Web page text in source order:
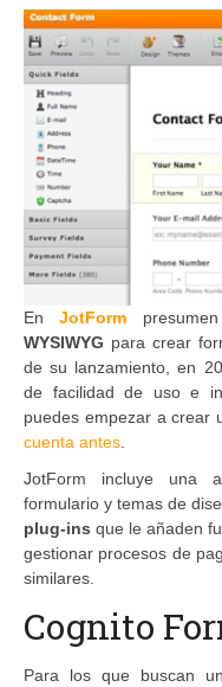
EnJotForm
WYSIWYG para crear
de su lanzamiento, en
de facilidad de uso e
puedes empezar a crear
cuenta antes
JotForm incluye una
formulario y temas de
plug-ins que le añaden
gestionar procesos de
similares.
Cognito
Para los que buscan